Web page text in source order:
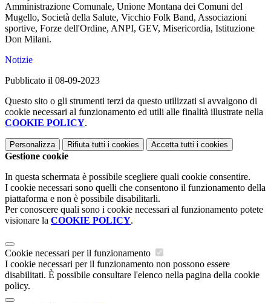
Amministrazione Comunale, Unione Montana dei Comuni del
Mugello, Società della Salute, Vicchio Folk Band, Associazioni
sportive, Forze dell'Ordine, ANPI, GEV, Misericordia, Istituzione
Don Milani.
Notizie
Pubblicato il 08-09-2023
Questo sito o gli strumenti terzi da questo utilizzati si avvalgono di
cookie necessari al funzionamento ed utili alle finalità illustrate nella
COOKIE POLICY.
Personalizza Rifiuta tutti i cookies Accetta tutti i cookies
Gestione cookie
In questa schermata è possibile scegliere quali cookie consentire.
I cookie necessari sono quelli che consentono il funzionamento della
piattaforma e non è possibile disabilitarli.
Per conoscere quali sono i cookie necessari al funzionamento potete
visionare la COOKIE POLICY.
Cookie necessari per il funzionamento
I cookie necessari per il funzionamento non possono essere
disabilitati. È possibile consultare l'elenco nella pagina della cookie
policy.